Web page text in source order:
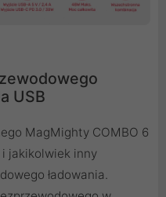
USB
MagMighty COMBO 6
i jakikolwiek inny
ładowania.